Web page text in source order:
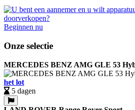
Beginnen nu
Onze selectie
MERCEDES BENZ AMG GLE 53
het lot
5 dagen